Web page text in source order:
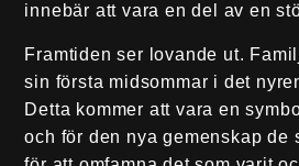
innebär att vara en del av en
Framtiden ser lovande ut.
sin första midsommar i det
Detta kommer att vara en
och för den nya gemenskap de